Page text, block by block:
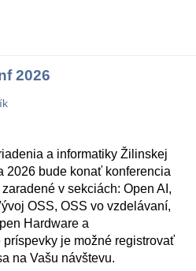
2026
a informatiky Žilinskej
2026 bude konať konferencia
v sekciách: Open AI,
OSS, OSS vo vzdelávaní,
Hardware a
je možné registrovať
na Vašu návštevu.